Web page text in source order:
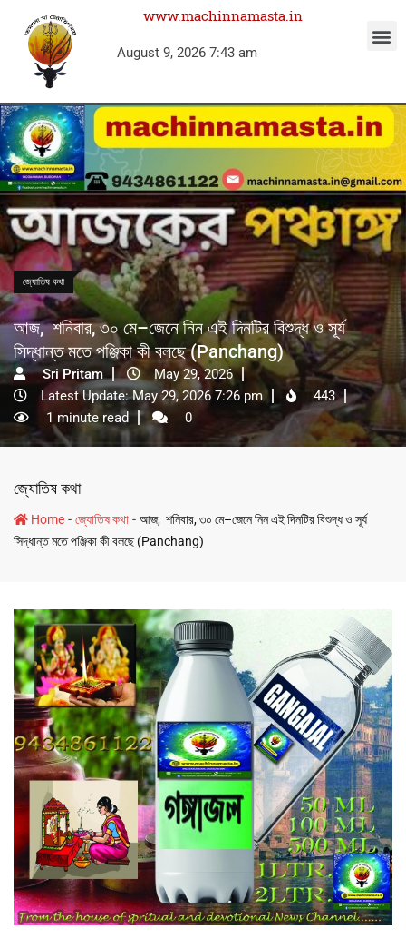
www.machinnamasta.in
August 9, 2026 7:43 am
জ্যোতিষ কথা
আজ, শনিবার, ৩০ মে–জেনে নিন এই দিনটির বিশুদ্ধ ও সূর্য
সিদ্ধান্ত মতে পঞ্জিকা কী বলছে (Panchang)
Sri Pritam
May 29, 2026
Latest Update: May 29, 2026 7:26 pm
443
1 minute read
0
জ্যোতিষ কথা
Home - জ্যোতিষ কথা - আজ, শনিবার, ৩০ মে–জেনে নিন এই দিনটির বিশুদ্ধ ও সূর্য
সিদ্ধান্ত মতে পঞ্জিকা কী বলছে (Panchang)